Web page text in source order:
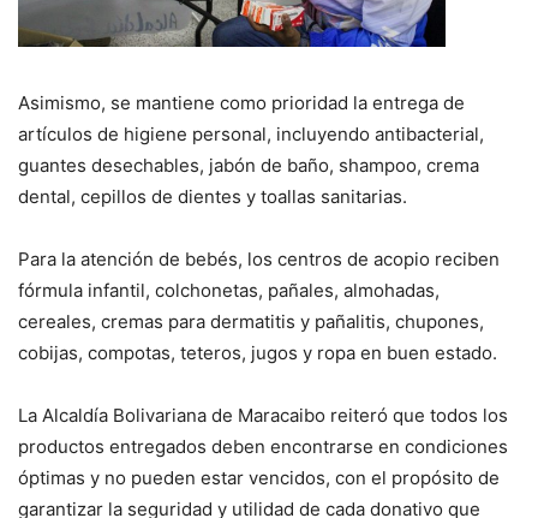
Asimismo, se mantiene como prioridad la entrega de
artículos de higiene personal, incluyendo antibacterial,
guantes desechables, jabón de baño, shampoo, crema
dental, cepillos de dientes y toallas sanitarias.
Para la atención de bebés, los centros de acopio reciben
fórmula infantil, colchonetas, pañales, almohadas,
cereales, cremas para dermatitis y pañalitis, chupones,
cobijas, compotas, teteros, jugos y ropa en buen estado.
La Alcaldía Bolivariana de Maracaibo reiteró que todos los
productos entregados deben encontrarse en condiciones
óptimas y no pueden estar vencidos, con el propósito de
garantizar la seguridad y utilidad de cada donativo que